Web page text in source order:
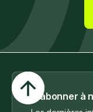
S'abonner à